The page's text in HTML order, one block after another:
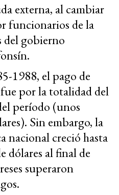
externa, al cambiar
funcionarios de la
del gobierno
1988, el pago de
por la totalidad del
período (unos
Sin embargo, la
nacional creció hasta
dólares al final de
superaron